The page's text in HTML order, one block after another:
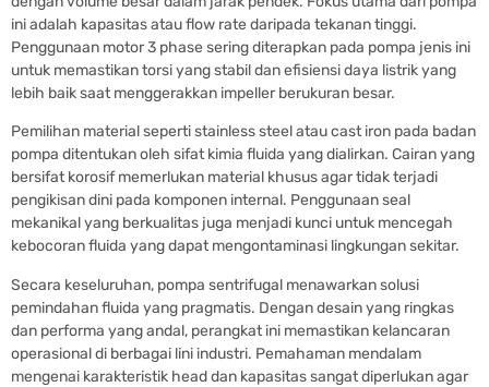
ini adalah kapasitas atau flow rate daripada tekanan tinggi.
Penggunaan motor 3 phase sering diterapkan pada pompa jenis ini
untuk memastikan torsi yang stabil dan efisiensi daya listrik yang
lebih baik saat menggerakkan impeller berukuran besar.
Pemilihan material seperti stainless steel atau cast iron pada badan
pompa ditentukan oleh sifat kimia fluida yang dialirkan. Cairan yang
bersifat korosif memerlukan material khusus agar tidak terjadi
pengikisan dini pada komponen internal. Penggunaan seal
mekanikal yang berkualitas juga menjadi kunci untuk mencegah
kebocoran fluida yang dapat mengontaminasi lingkungan sekitar.
Secara keseluruhan, pompa sentrifugal menawarkan solusi
pemindahan fluida yang pragmatis. Dengan desain yang ringkas
dan performa yang andal, perangkat ini memastikan kelancaran
operasional di berbagai lini industri. Pemahaman mendalam
mengenai karakteristik head dan kapasitas sangat diperlukan agar